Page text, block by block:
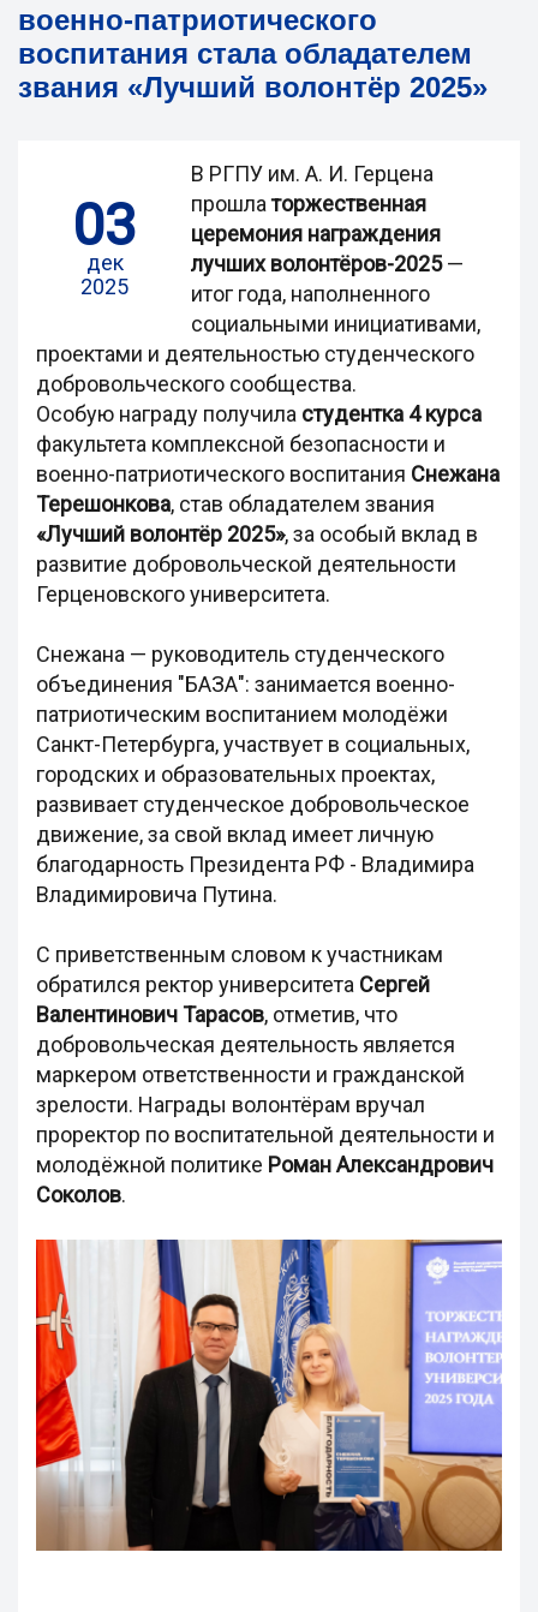
военно-патриотического
воспитания стала обладателем
звания «Лучший волонтёр 2025»
03
дек
2025
В РГПУ им. А. И. Герцена
прошлаторжественная
церемония награждения
лучших волонтёров-2025—
итог года, наполненного
социальными инициативами,
проектами и деятельностью студенческого
добровольческого сообщества.
Особую награду получила студентка 4 курса
факультета комплексной безопасности и
военно-патриотического воспитания Снежана
Терешонкова, став обладателем звания
«Лучший волонтёр 2025», за особый вклад в
развитие добровольческой деятельности
Герценовского университета.
Снежана — руководитель студенческого
объединения "БАЗА": занимается военно-
патриотическим воспитанием молодёжи
Санкт-Петербурга, участвует в социальных,
городских и образовательных проектах,
развивает студенческое добровольческое
движение, за свой вклад имеет личную
благодарность Президента РФ - Владимира
Владимировича Путина.
С приветственным словом к участникам
обратился ректор университета Сергей
Валентинович Тарасов, отметив, что
добровольческая деятельность является
маркером ответственности и гражданской
зрелости. Награды волонтёрам вручал
проректор по воспитательной деятельности и
молодёжной политике Роман Александрович
Соколов.